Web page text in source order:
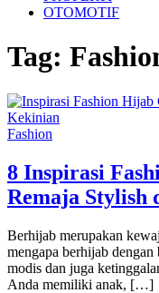
OTOMOTIF
Tag:
Fashion
8 Inspirasi
Remaja Stylish
Berhijab merupakan
mengapa berhijab
modis dan juga
Anda memiliki anak, […]